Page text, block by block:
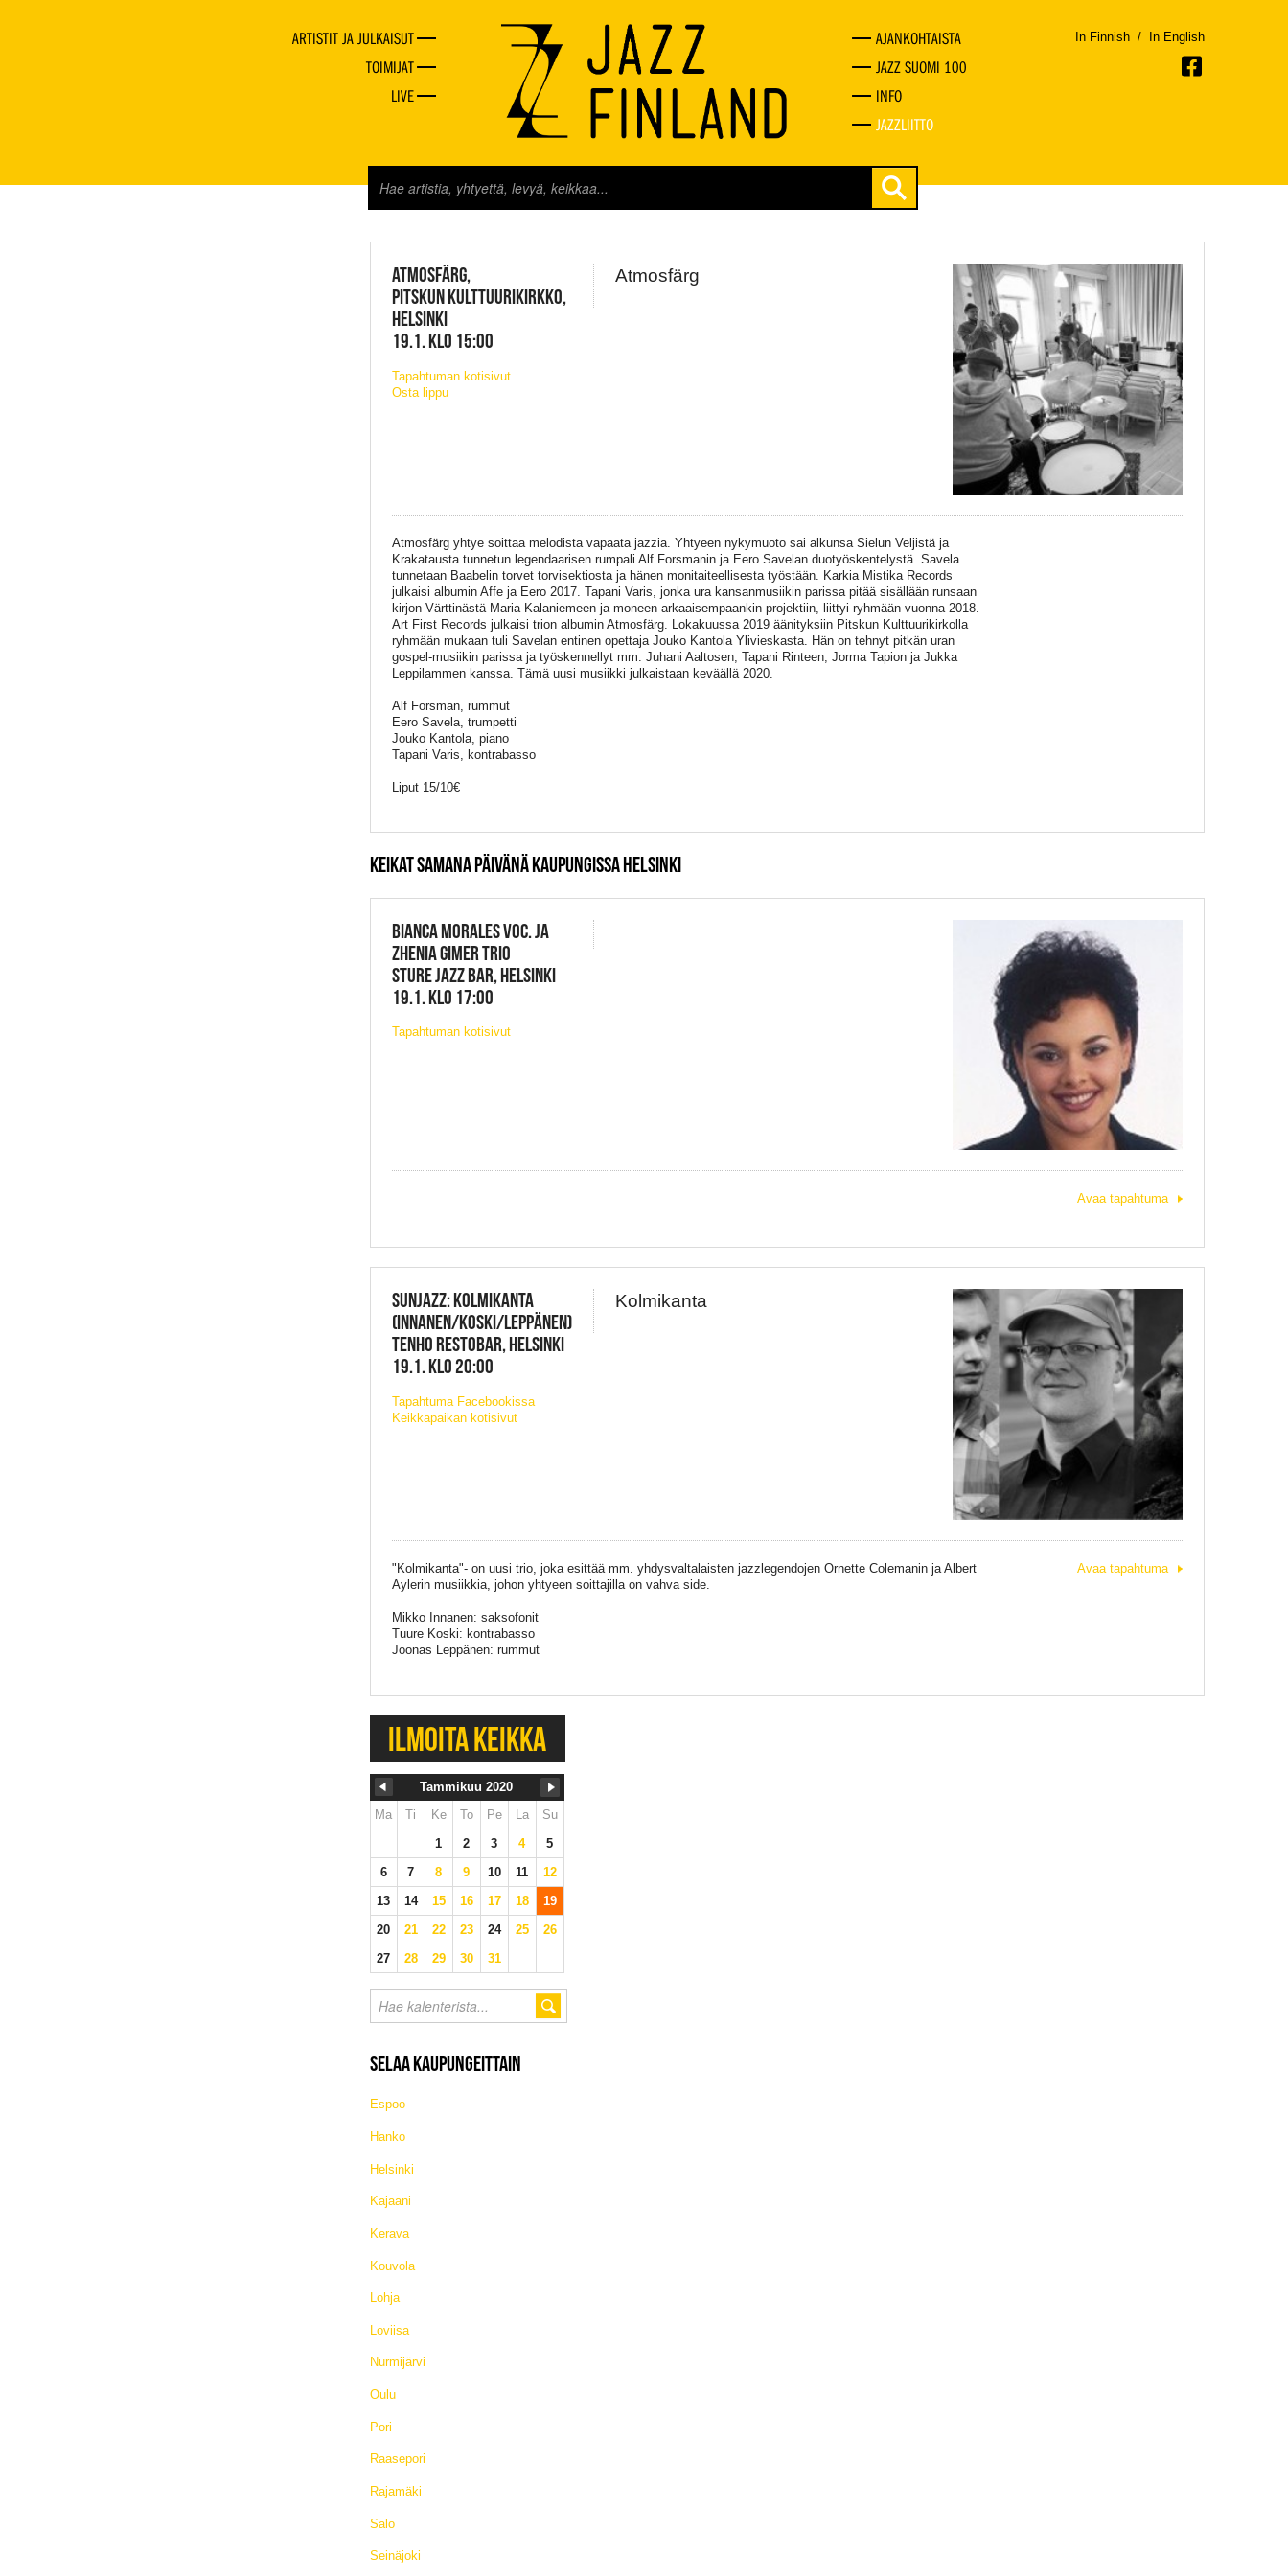
ARTISTIT JA JULKAISUT
TOIMIJAT
LIVE
AJANKOHTAISTA
JAZZ SUOMI 100
INFO
JAZZLIITTO
In Finnish / In English
JAZZ FINLAND LIVE
ATMOSFÄRG,
PITSKUN KULTTUURIKIRKKO,
HELSINKI
19.1. KLO 15:00
Tapahtuman kotisivut
Osta lippu
Atmosfärg
Atmosfärg yhtye soittaa melodista vapaata jazzia. Yhtyeen nykymuoto sai alkunsa Sielun Veljistä ja
Krakatausta tunnetun legendaarisen rumpali Alf Forsmanin ja Eero Savelan duotyöskentelystä. Savela
tunnetaan Baabelin torvet torvisektiosta ja hänen monitaiteellisesta työstään. Karkia Mistika Records
julkaisi albumin Affe ja Eero 2017. Tapani Varis, jonka ura kansanmusiikin parissa pitää sisällään runsaan
kirjon Värttinästä Maria Kalaniemeen ja moneen arkaaisempaankin projektiin, liittyi ryhmään vuonna 2018.
Art First Records julkaisi trion albumin Atmosfärg. Lokakuussa 2019 äänityksiin Pitskun Kulttuurikirkolla
ryhmään mukaan tuli Savelan entinen opettaja Jouko Kantola Ylivieskasta. Hän on tehnyt pitkän uran
gospel-musiikin parissa ja työskennellyt mm. Juhani Aaltosen, Tapani Rinteen, Jorma Tapion ja Jukka
Leppilammen kanssa. Tämä uusi musiikki julkaistaan keväällä 2020.
Alf Forsman, rummut
Eero Savela, trumpetti
Jouko Kantola, piano
Tapani Varis, kontrabasso
Liput 15/10€
KEIKAT SAMANA PÄIVÄNÄ KAUPUNGISSA HELSINKI
BIANCA MORALES VOC. JA
ZHENIA GIMER TRIO
STURE JAZZ BAR, HELSINKI
19.1. KLO 17:00
Tapahtuman kotisivut
Avaa tapahtuma
SUNJAZZ: KOLMIKANTA
(INNANEN/KOSKI/LEPPÄNEN)
TENHO RESTOBAR, HELSINKI
19.1. KLO 20:00
Tapahtuma Facebookissa
Keikkapaikan kotisivut
Kolmikanta
"Kolmikanta"- on uusi trio, joka esittää mm. yhdysvaltalaisten jazzlegendojen Ornette Colemanin ja Albert
Aylerin musiikkia, johon yhtyeen soittajilla on vahva side.
Mikko Innanen: saksofonit
Tuure Koski: kontrabasso
Joonas Leppänen: rummut
Avaa tapahtuma
ILMOITA KEIKKA
Tammikuu 2020
Ma
Ti Ke To Pe La
Su
1
2 3 4
5
6
7 8 9 10 11
12
13
14 15 16 17 18
19
20
21 22 23 24 25
26
27
28 29 30 31
SELAA KAUPUNGEITTAIN
Espoo
Hanko
Helsinki
Kajaani
Kerava
Kouvola
Lohja
Loviisa
Nurmijärvi
Oulu
Pori
Raasepori
Rajamäki
Salo
Seinäjoki